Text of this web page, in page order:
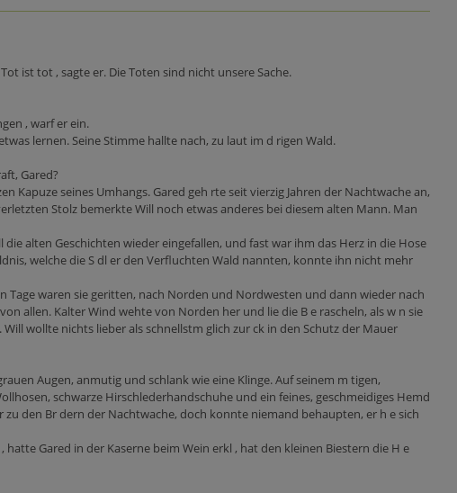
ist tot , sagte er. Die Toten sind nicht unsere Sache.
, warf er ein.
lernen. Seine Stimme hallte nach, zu laut im d rigen Wald.
Gared?
seines Umhangs. Gared geh rte seit vierzig Jahren der Nachtwache an,
Stolz bemerkte Will noch etwas anderes bei diesem alten Mann. Man
alten Geschichten wieder eingefallen, und fast war ihm das Herz in die Hose
welche die S dl er den Verfluchten Wald nannten, konnte ihn nicht mehr
Tage waren sie geritten, nach Norden und Nordwesten und dann wieder nach
allen. Kalter Wind wehte von Norden her und lie die B e rascheln, als w n sie
wollte nichts lieber als schnellstm glich zur ck in den Schutz der Mauer
Augen, anmutig und schlank wie eine Klinge. Auf seinem m tigen,
schwarze Hirschlederhandschuhe und ein feines, geschmeidiges Hemd
den Br dern der Nachtwache, doch konnte niemand behaupten, er h e sich
Gared in der Kaserne beim Wein erkl , hat den kleinen Biestern die H e